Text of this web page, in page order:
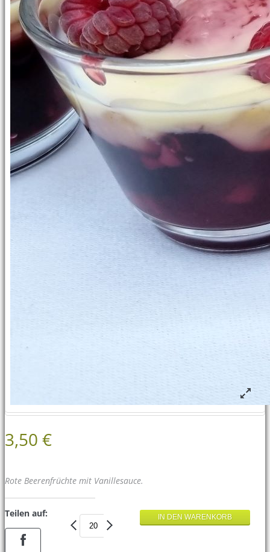
3,50 €
Rote Beerenfrüchte mit Vanillesauce.
Teilen auf: